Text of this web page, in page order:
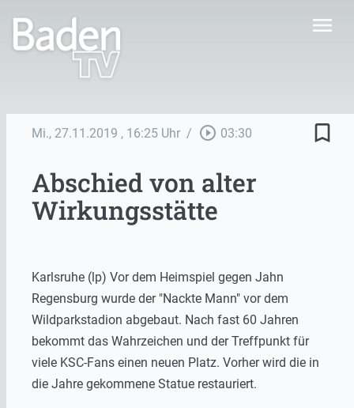
menu
Mi., 27.11.2019 , 16:25 Uhr / play_circle_outline 03:30 bookmark_border
Abschied von alter
Wirkungsstätte
Karlsruhe (lp) Vor dem Heimspiel gegen Jahn
Regensburg wurde der "Nackte Mann" vor dem
Wildparkstadion abgebaut. Nach fast 60 Jahren
bekommt das Wahrzeichen und der Treffpunkt für
viele KSC-Fans einen neuen Platz. Vorher wird die in
die Jahre gekommene Statue restauriert.